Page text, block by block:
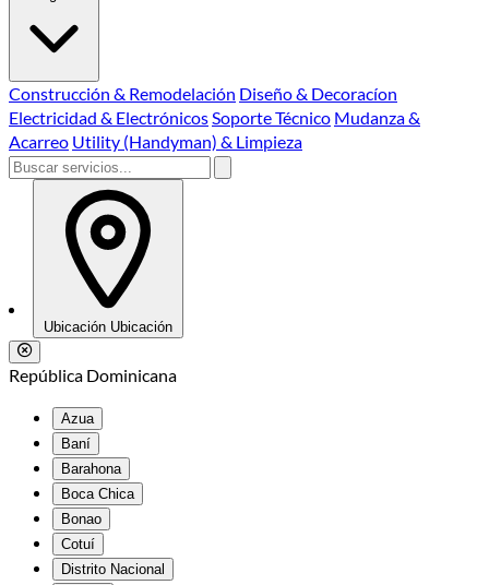
Construcción & Remodelación Diseño & Decoracíon
Electricidad & ElectrónicosSoporte Técnico Mudanza &
Acarreo Utility (Handyman) & Limpieza
Ubicación Ubicación
República Dominicana
Azua
Baní
Barahona
Boca Chica
Bonao
Cotuí
Distrito Nacional